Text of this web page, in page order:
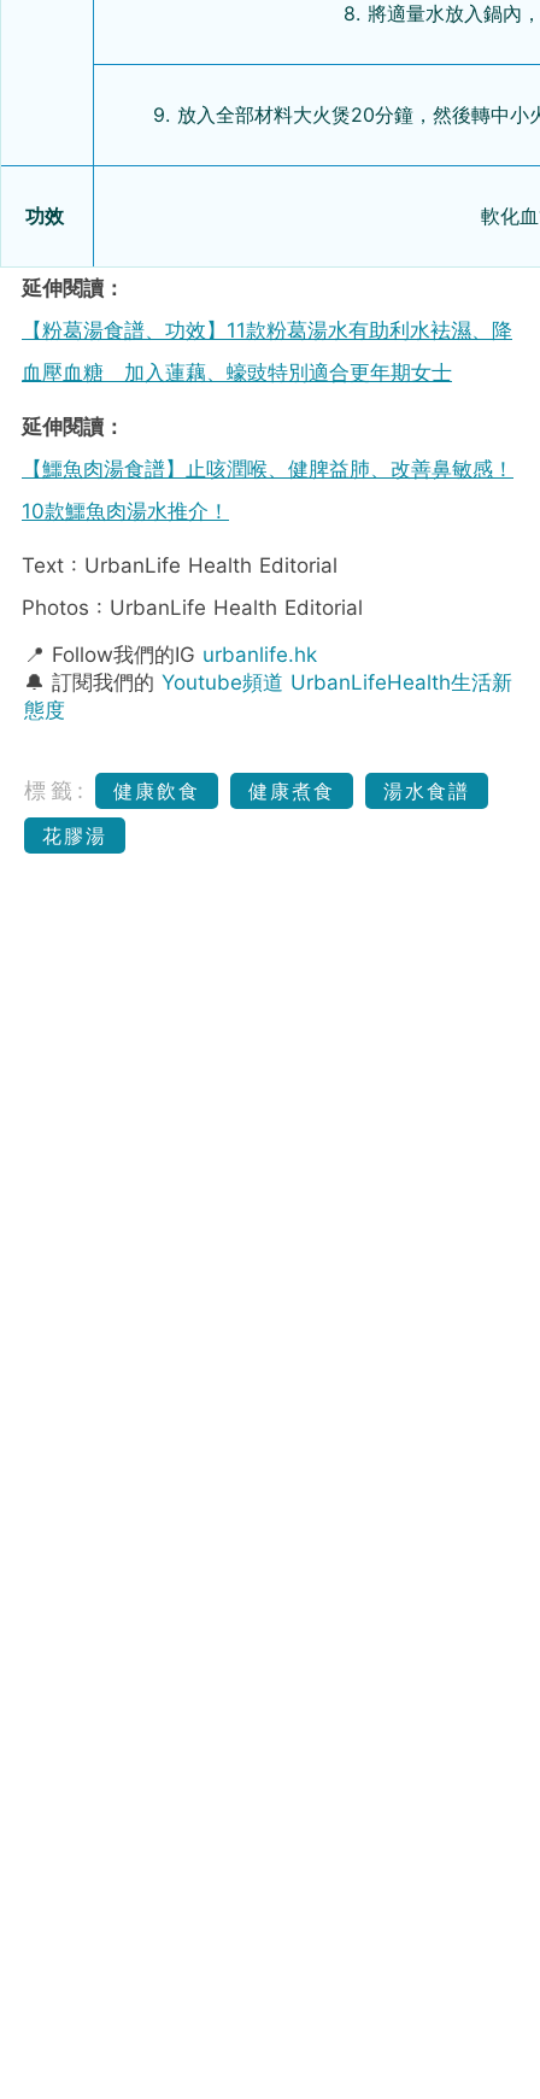
8. 將適量水放入鍋內
9. 放入全部材料大火煲20分鐘，然後轉中小
功效 軟化
延伸閱讀：
【粉葛湯食譜、功效】11款粉葛湯水有助利水袪濕、降
血壓血糖 加入蓮藕、蠔豉特別適合更年期女士
延伸閱讀：
【鱷魚肉湯食譜】止咳潤喉、健脾益肺、改善鼻敏感！
10款鱷魚肉湯水推介！
Text : UrbanLife Health Editorial
Photos : UrbanLife Health Editorial
📍 Follow我們的IG urbanlife.hk
🔔 訂閱我們的 Youtube頻道 UrbanLifeHealth生活新
態度
標籤: 健康飲食 健康煮食
湯水食譜
花膠湯